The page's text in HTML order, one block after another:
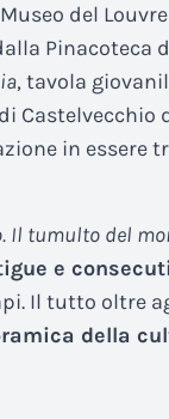
del
Pinacoteca
, tavola
in essere
Il tumulto del
e
Il tutto oltre
della